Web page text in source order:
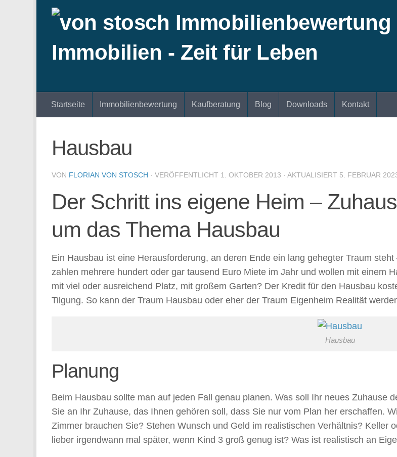
Zum Inhalt springen
Startseite Immobilienbewertung Kaufberatung Blog Downloads Kontakt
Hausbau
VON FLORIAN VON STOSCH · VERÖFFENTLICHT 1. OKTOBER 2013 · AKTUALISIERT 5. FEBRUAR
Der Schritt ins eigene Heim –
um das Thema Hausbau
Ein Hausbau ist eine Herausforderung, an deren Ende ein lang gehegter Traum
zahlen mehrere hundert oder gar tausend Euro Miete im Jahr und wollen mit einem
mit viel oder ausreichend Platz, mit großem Garten? Der Kredit für den Hausbau
Tilgung. So kann der Traum Hausbau oder eher der Traum Eigenheim Realität
Hausbau
Planung
Beim Hausbau sollte man auf jeden Fall genau planen. Was soll Ihr neues Zuhause
Sie an Ihr Zuhause, das Ihnen gehören soll, dass Sie nur vom Plan her erschaffen.
Zimmer brauchen Sie? Stehen Wunsch und Geld im realistischen Verhältnis? Keller
lieber irgendwann mal später, wenn Kind 3 groß genug ist? Was ist realistisch an